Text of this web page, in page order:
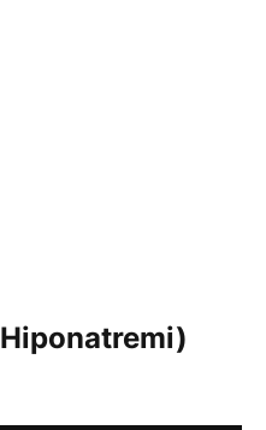
Hiponatremi)